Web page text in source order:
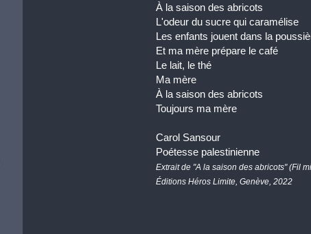
À la saison des abricots
L'odeur du sucre qui caramélise
Les enfants jouent dans la
Et ma mère prépare le café
Le lait, le thé
Ma mère
À la saison des abricots
Toujours ma mère
Carol Sansour
Poétesse palestinienne
Extrait de "A la saison des abricots" (Fil
Éditions Héros Limite, Genève, 2022